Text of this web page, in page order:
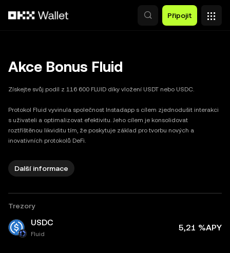
Připojit
Akce Bonus Fluid
Získejte svůj podíl z 116 600 FLUID díky vložení USDT nebo USDC.
Protokol Fluid vyvinula společnost Instadapp s cílem zjednodušit interakci
s uživateli a optimalizovat efektivitu. Jeho cílem je konsolidovat
roztříštěnou likviditu tím, že poskytuje základ pro tvorbu nových a
inovativních protokolů DeFi.
Další informace
fluid
Trezory
USDC
Fluid
5,21 %APY